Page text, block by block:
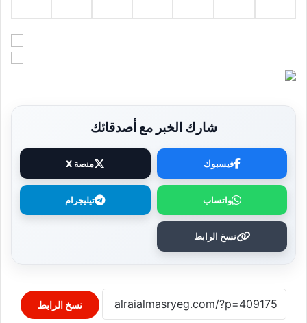
شارك الخبر مع أصدقائك
فيسبوك منصة X
واتساب تيليجرام
نسخ الرابط
نسخ الرابط